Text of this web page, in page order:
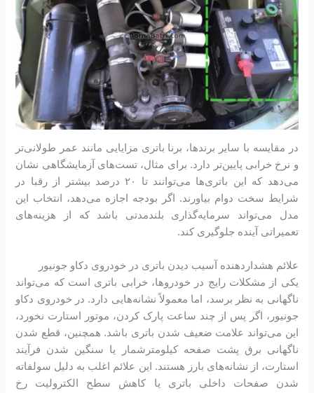
در مقایسه با سایر برندها، برنا باتری مزایایی مانند عمر طولانی‌تر
و نرخ خرابی پایین‌تر دارد. برای مثال، تست‌های آزمایشگاهی نشان
می‌دهد که این باتری‌ها می‌توانند تا ۲۰ درصد بیشتر از رقبا در
شرایط سخت دوام بیاورند. اگر بودجه اجازه می‌دهد، انتخاب این
مدل می‌تواند سرمایه‌گذاری بلندمدتی باشد که از هزینه‌های
تعمیراتی آینده جلوگیری کند.
علائم هشداردهنده آسیب دیدن باتری در خودروی دکاو جونیور
یکی از مشکلات رایج در خودروها، خرابی باتری است که می‌تواند
ناگهانی به نظر برسد، اما معمولاً نشانه‌هایی دارد. در خودروی دکاو
جونیور، اگر پس از چند ساعت پارک کردن، موتور استارت نخورد،
این می‌تواند علامت ضعیف شدن باتری باشد. همچنین، قطع شدن
ناگهانی برق پشت صفحه کیلومترشمار یا سنگین شدن فرآیند
استارت، از نشانه‌های بارز هستند. این علائم اغلب به دلیل سولفاته
شدن صفحات داخلی باتری یا کاهش سطح الکترولیت رخ